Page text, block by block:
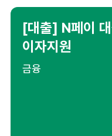
[대출] N페이
이자지원
금융